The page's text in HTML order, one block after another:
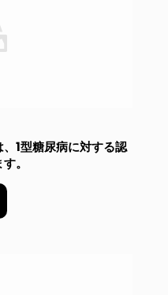
1型糖尿病に対する認
。